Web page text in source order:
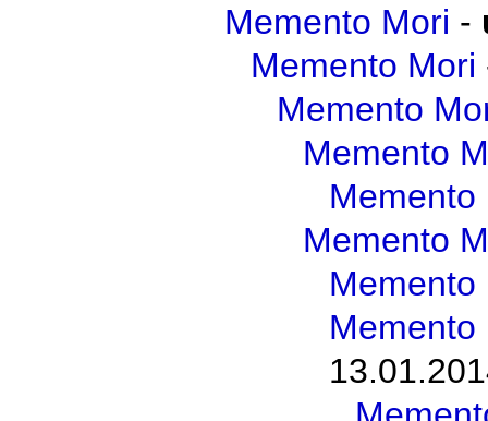
Memento Mori -
Memento Mori
Memento
Memento
Memento
Memento
Memento
Memento